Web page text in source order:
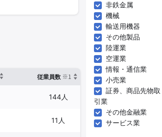
従業員数 ※1 臨時従業員数
144人 488人
11人 2人
非鉄金属
機械
輸送用機器
その他製品
陸運業
空運業
情報・通信業
小売業
証券、商品先物取
引業
その他金融業
サービス業